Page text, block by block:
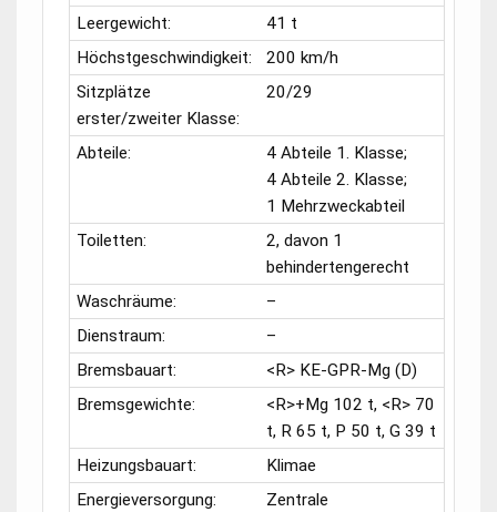
Leergewicht:
41 t
Höchstgeschwindigkeit:
200 km/h
Sitzplätze
erster/zweiter Klasse:
20/29
Abteile:
4 Abteile 1. Klasse;
4 Abteile 2. Klasse;
1 Mehrzweckabteil
Toiletten:
2, davon 1
behindertengerecht
Waschräume:
–
Dienstraum:
–
Bremsbauart:
<R> KE-GPR-Mg (D)
Bremsgewichte:
<R>+Mg 102 t, <R> 70
t, R 65 t, P 50 t, G 39 t
Heizungsbauart:
Klimae
Energieversorgung:
Zentrale